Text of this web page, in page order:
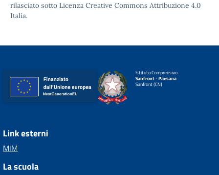
rilasciato sotto Licenza Creative Commons Attribuzione 4.0
Italia.
Istituto Comprensivo
Sanfront - Paesana
Sanfront (CN)
Link esterni
MIM
La scuola